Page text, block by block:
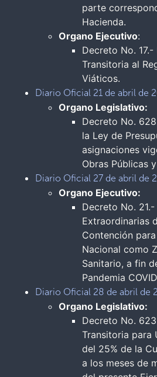
parte
Hacienda.
Organo Ejecutivo:
Decreto No.
Transitoria al
Viáticos.
Diario Oficial 21 de abril de
Organo Legislativo:
Decreto No.
la Ley de
asignaciones
Obras Públicas
Diario Oficial 27 de abril de
Organo Ejecutivo:
Decreto No.
Extraordinarias
Contención
Nacional como
Sanitario, a fin
Pandemia
Diario Oficial 28 de abril de
Organo Legislativo:
Decreto No.
Transitoria para
del 25% de la
a los meses de